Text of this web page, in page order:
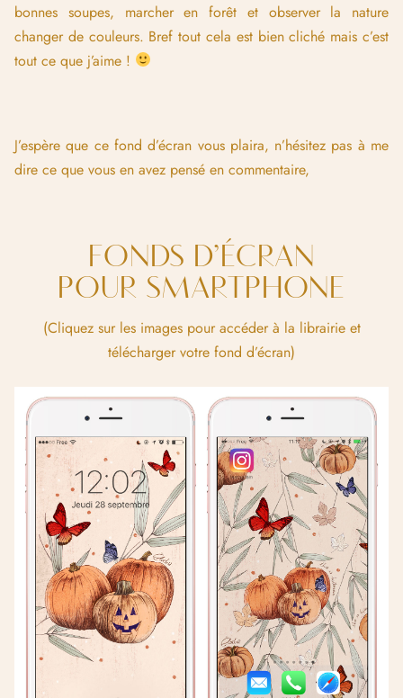
bonnes soupes, marcher en forêt et observer la nature
changer de couleurs. Bref tout cela est bien cliché mais c’est
tout ce que j’aime !
J’espère que ce fond d’écran vous plaira, n’hésitez pas à me
dire ce que vous en avez pensé en commentaire,
FONDS D’ÉCRAN
POUR SMARTPHONE
(Cliquez sur les images pour accéder à la librairie et
télécharger votre fond d’écran)